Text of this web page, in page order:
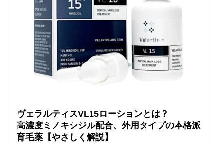
ヴェラルティスVL15ローションとは？
高濃度ミノキシジル配合、外用タイプの本格派
育毛薬【やさしく解説】